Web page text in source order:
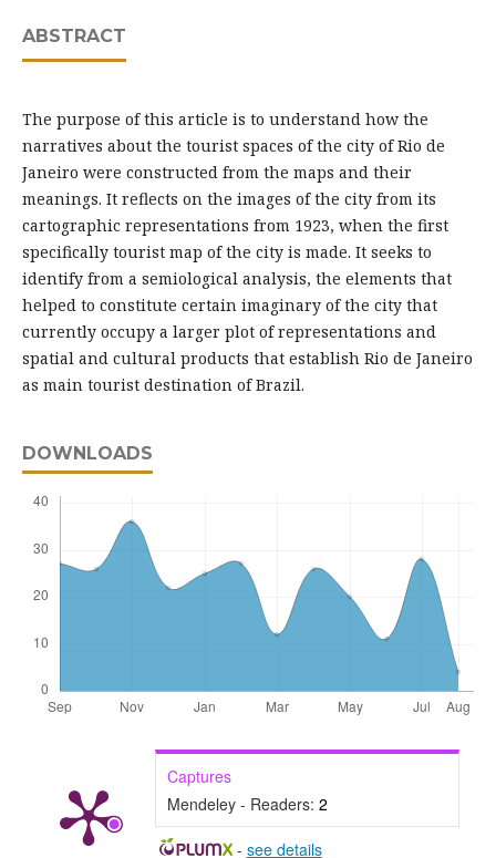
ABSTRACT
The purpose of this article is to understand how the
narratives about the tourist spaces of the city of Rio de
Janeiro were constructed from the maps and their
meanings. It reflects on the images of the city from its
cartographic representations from 1923, when the first
specifically tourist map of the city is made. It seeks to
identify from a semiological analysis, the elements that
helped to constitute certain imaginary of the city that
currently occupy a larger plot of representations and
spatial and cultural products that establish Rio de Janeiro
as main tourist destination of Brazil.
DOWNLOADS
Captures
Mendeley - Readers: 2
- see details